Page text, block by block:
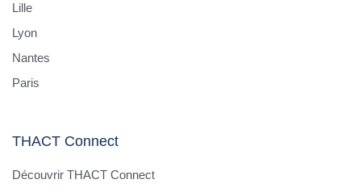
Lille
Lyon
Nantes
Paris
THACT Connect
Découvrir THACT Connect